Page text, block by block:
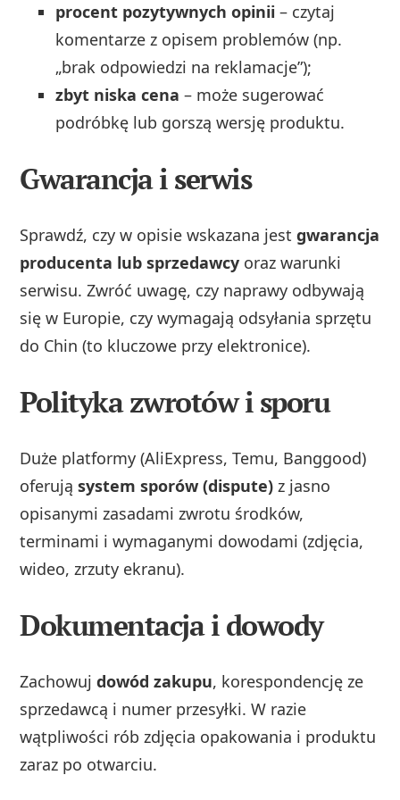
procent pozytywnych opinii – czytaj
komentarze z opisem problemów (np.
„brak odpowiedzi na reklamacje”);
zbyt niska cena – może sugerować
podróbkę lub gorszą wersję produktu.
Gwarancja i serwis
Sprawdź, czy w opisie wskazana jestgwarancja
producenta lub sprzedawcy oraz warunki
serwisu. Zwróć uwagę, czy naprawy odbywają
się w Europie, czy wymagają odsyłania sprzętu
do Chin (to kluczowe przy elektronice).
Polityka zwrotów i sporu
Duże platformy (AliExpress, Temu, Banggood)
oferująsystem sporów (dispute) z jasno
opisanymi zasadami zwrotu środków,
terminami i wymaganymi dowodami (zdjęcia,
wideo, zrzuty ekranu).
Dokumentacja i dowody
Zachowujdowód zakupu, korespondencję ze
sprzedawcą i numer przesyłki. W razie
wątpliwości rób zdjęcia opakowania i produktu
zaraz po otwarciu.